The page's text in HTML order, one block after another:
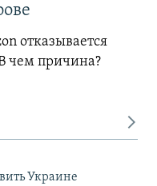
отказывается
чем причина?
Украине